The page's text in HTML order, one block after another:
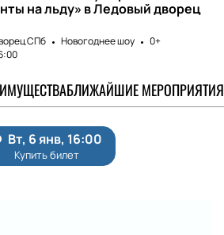
на льду» в Ледовый дворец
СПб Новогоднее шоу
0+
БЛИЖАЙШИЕ МЕРОПРИЯТИЯ